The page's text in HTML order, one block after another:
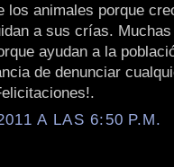
los animales porque
a sus crías.
ayudan a la
de denunciar
A LAS 6:50 P.M.